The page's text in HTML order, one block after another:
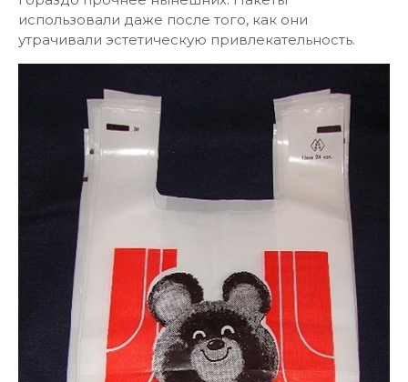
использовали даже после того, как они
утрачивали эстетическую привлекательность.